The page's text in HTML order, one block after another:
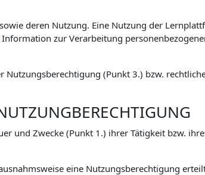
deren Nutzung. Eine Nutzung der
zur Verarbeitung
(Punkt 3.) bzw.
und Zwecke (Punkt 1.) ihrer Tätigkeit bzw.
eine Nutzungsberechtigung